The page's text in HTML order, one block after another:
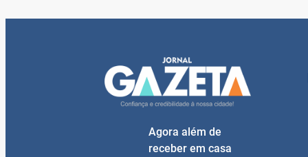
Agora além de
receber em casa